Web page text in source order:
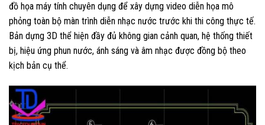
đồ họa máy tính chuyên dụng để xây dựng video diễn họa mô
phỏng toàn bộ màn trình diễn nhạc nước trước khi thi công thực tế.
Bản dựng 3D thể hiện đầy đủ không gian cảnh quan, hệ thống thiết
bị, hiệu ứng phun nước, ánh sáng và âm nhạc được đồng bộ theo
kịch bản cụ thể.